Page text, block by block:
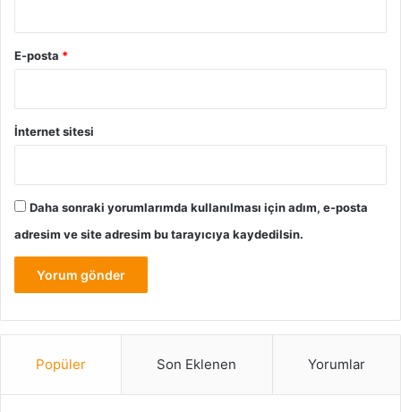
E-posta *
İnternet sitesi
Daha sonraki yorumlarımda kullanılması için adım, e-posta
adresim ve site adresim bu tarayıcıya kaydedilsin.
Popüler Son Eklenen Yorumlar